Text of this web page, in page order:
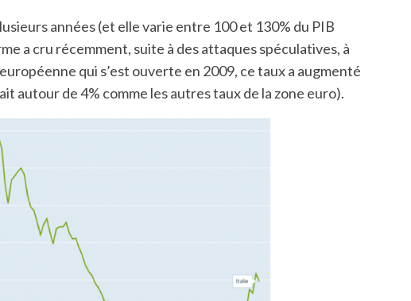
années (et elle varie entre 100 et 130% du PIB
a cru récemment, suite à des attaques spéculatives, à
qui s’est ouverte en 2009, ce taux a augmenté
autour de 4% comme les autres taux de la zone euro).